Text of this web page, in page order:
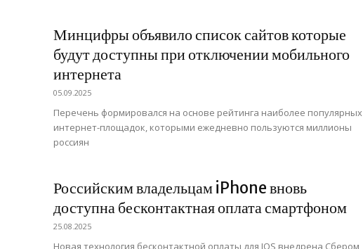
Минцифры объявило список сайтов которые
будут доступны при отключении мобильного
интернета
05.09.2025
Перечень формировался на основе рейтинга наиболее популярных
интернет-площадок, которыми ежедневно пользуются миллионы
россиян
Российским владельцам iPhone вновь
доступна бесконтактная оплата смартфоном
25.08.2025
Новая технология бесконтактной оплаты для IOS внедрена Сбером